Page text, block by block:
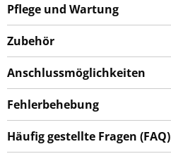
Pflege und Wartung
Zubehör
Anschlussmöglichkeiten
Fehlerbehebung
Häufig gestellte Fragen (FAQ)